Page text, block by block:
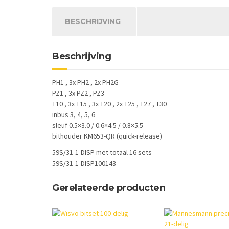
BESCHRIJVING
Beschrijving
PH1 , 3x PH2 , 2x PH2G
PZ1 , 3x PZ2 , PZ3
T10 , 3x T15 , 3x T20 , 2x T25 , T27 , T30
inbus 3, 4, 5, 6
sleuf 0.5×3.0 / 0.6×4.5 / 0.8×5.5
bithouder KM653-QR (quick-release)
59S/31-1-DISP met totaal 16 sets
59S/31-1-DISP100143
Gerelateerde producten